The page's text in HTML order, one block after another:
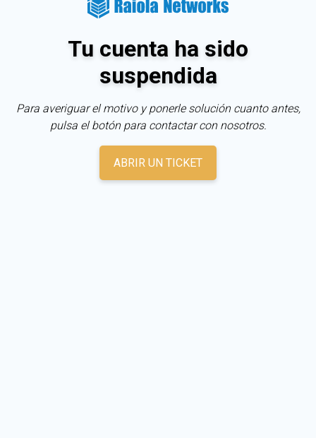
Tu cuenta ha sido
suspendida
Para averiguar el motivo y ponerle solución cuanto antes,
pulsa el botón para contactar con nosotros.
ABRIR UN TICKET